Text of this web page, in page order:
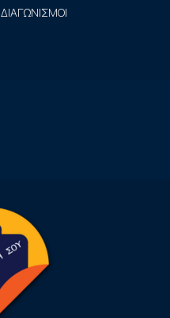
ΔΙΑΓΩΝΙΣΜΟΙ